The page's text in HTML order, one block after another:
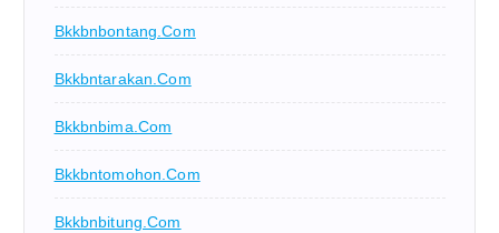
Bkkbnbontang.com
Bkkbntarakan.com
Bkkbnbima.com
Bkkbntomohon.com
Bkkbnbitung.com